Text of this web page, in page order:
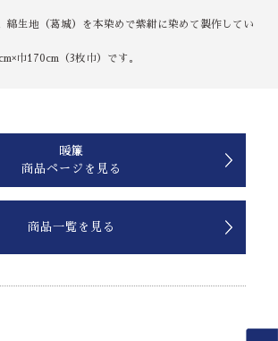
綿生地（葛城）を本染めで紫紺に染めて製作してい
巾170cm（3枚巾）です。
商品一覧を見る
暖簾
商品ページを見る